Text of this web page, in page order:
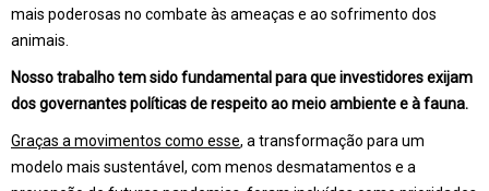
mais poderosas no combate às ameaças e ao sofrimento dos
animais.
Nosso trabalho tem sido fundamental para que investidores exijam
dos governantes políticas de respeito ao meio ambiente e à fauna.
Graças a movimentos como esse, a transformação para um
modelo mais sustentável, com menos desmatamentos e a